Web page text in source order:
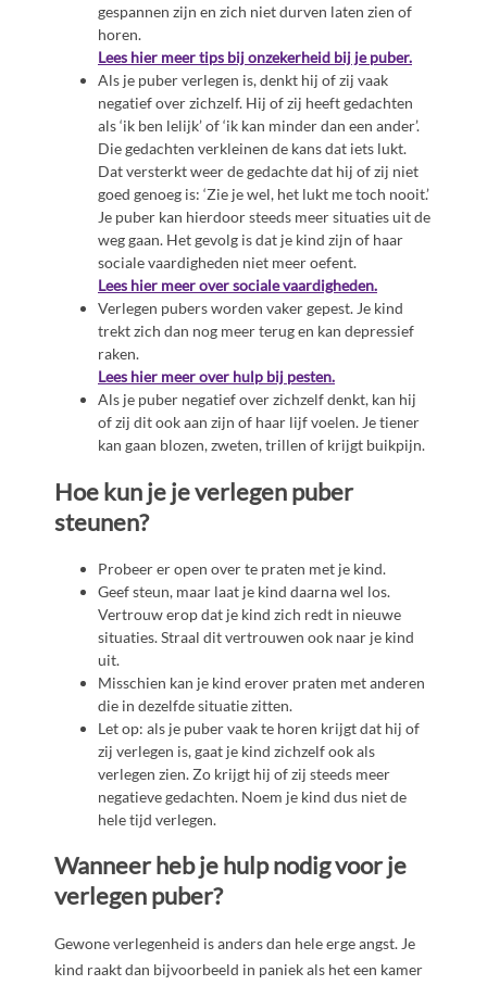
gespannen zijn en zich niet durven laten zien of
horen.
Lees hier meer tips bij onzekerheid bij je puber.
Als je puber verlegen is, denkt hij of zij vaak
negatief over zichzelf. Hij of zij heeft gedachten
als ‘ik ben lelijk’ of ‘ik kan minder dan een ander’.
Die gedachten verkleinen de kans dat iets lukt.
Dat versterkt weer de gedachte dat hij of zij niet
goed genoeg is: ‘Zie je wel, het lukt me toch nooit.’
Je puber kan hierdoor steeds meer situaties uit de
weg gaan. Het gevolg is dat je kind zijn of haar
sociale vaardigheden niet meer oefent.
Lees hier meer over sociale vaardigheden.
Verlegen pubers worden vaker gepest. Je kind
trekt zich dan nog meer terug en kan depressief
raken.
Lees hier meer over hulp bij pesten.
Als je puber negatief over zichzelf denkt, kan hij
of zij dit ook aan zijn of haar lijf voelen. Je tiener
kan gaan blozen, zweten, trillen of krijgt buikpijn.
Hoe kun je je verlegen puber
steunen?
Probeer er open over te praten met je kind.
Geef steun, maar laat je kind daarna wel los.
Vertrouw erop dat je kind zich redt in nieuwe
situaties. Straal dit vertrouwen ook naar je kind
uit.
Misschien kan je kind erover praten met anderen
die in dezelfde situatie zitten.
Let op: als je puber vaak te horen krijgt dat hij of
zij verlegen is, gaat je kind zichzelf ook als
verlegen zien. Zo krijgt hij of zij steeds meer
negatieve gedachten. Noem je kind dus niet de
hele tijd verlegen.
Wanneer heb je hulp nodig voor je
verlegen puber?
Gewone verlegenheid is anders dan hele erge angst. Je
kind raakt dan bijvoorbeeld in paniek als het een kamer